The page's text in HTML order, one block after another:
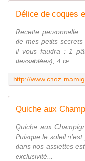
Recette personnelle
de mes petits secrets
Il vous faudra : 1
dessablées), 4 œ...
Quiche aux
Puisque le soleil
dans nos assiettes
exclusivité...